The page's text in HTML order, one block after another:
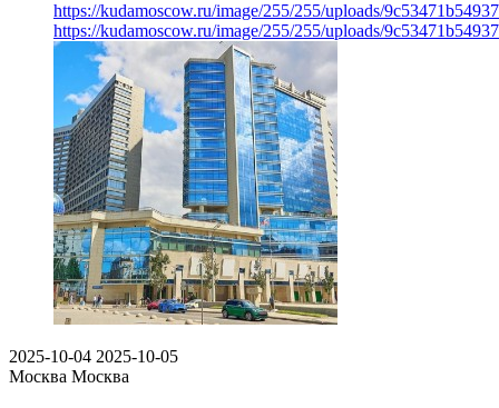
https://kudamoscow.ru/image/255/255/uploads/
https://kudamoscow.ru/image/255/255/uploads/
2025-10-04 2025-10-05
Москва Москва